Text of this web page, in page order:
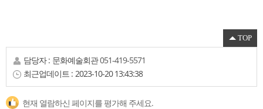
TOP
담당자 : 문화예술회관051-419-5571
최근업데이트 : 2023-10-20 13:43:38
현재 열람하신 페이지를 평가해 주세요.